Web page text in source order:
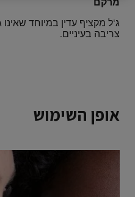
מרקם
ג'ל מקציף עדין במיוחד
צריבה בעיניים.
אופן השימוש